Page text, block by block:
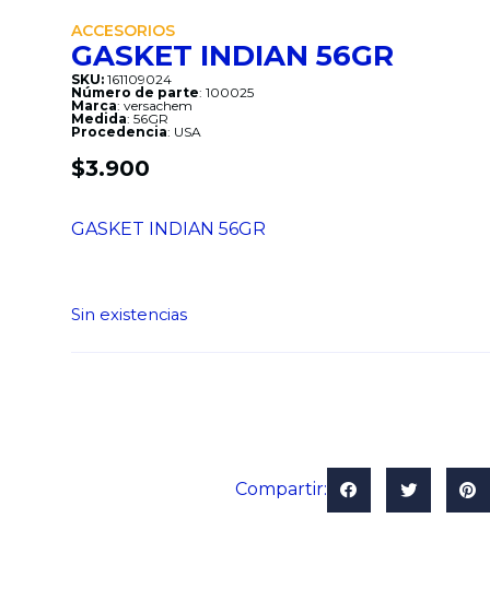
ACCESORIOS
GASKET INDIAN 56GR
SKU: 161109024
Número de parte: 100025
Marca: versachem
Medida: 56GR
Procedencia: USA
$3.900
GASKET INDIAN 56GR
Sin existencias
Compartir: